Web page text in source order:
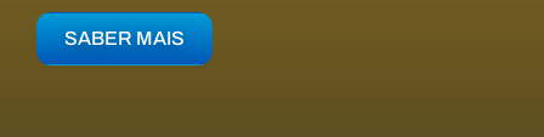
SABER MAIS
SABER MAIS
SABER MAIS